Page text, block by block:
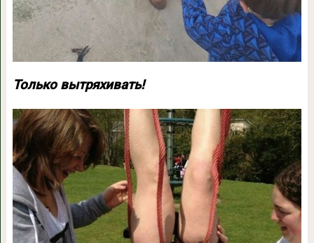
Только вытряхивать!